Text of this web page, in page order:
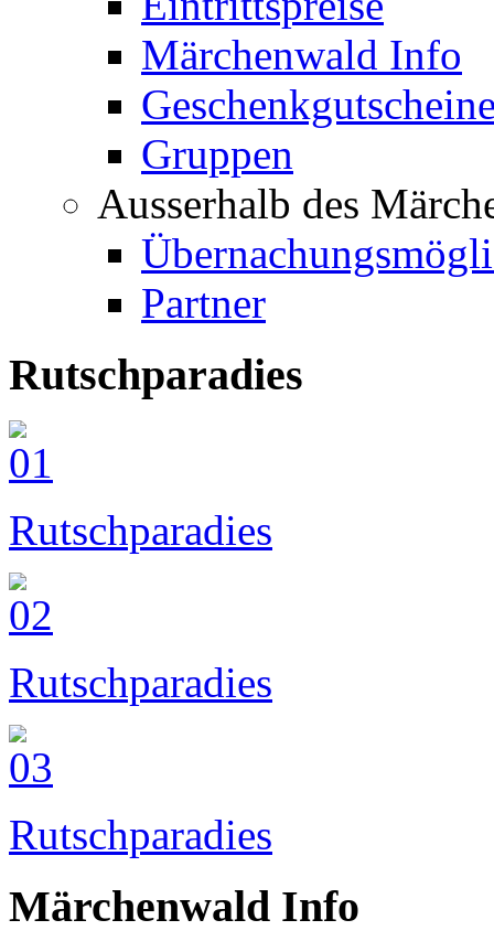
Märchenwald Info
Gruppen
Ausserhalb des
Partner
Rutschparadies
Rutschparadies
Rutschparadies
Rutschparadies
Märchenwald Info